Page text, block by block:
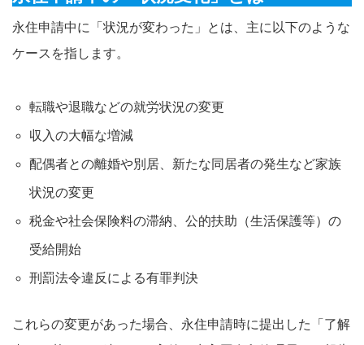
永住申請中に「状況が変わった」とは、主に以下のような
ケースを指します。
転職や退職などの就労状況の変更
収入の大幅な増減
配偶者との離婚や別居、新たな同居者の発生など家族
状況の変更
税金や社会保険料の滞納、公的扶助（生活保護等）の
受給開始
刑罰法令違反による有罪判決
これらの変更があった場合、永住申請時に提出した「了解